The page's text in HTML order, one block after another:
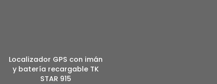
Localizador GPS con imán
y batería recargable TK
STAR 915